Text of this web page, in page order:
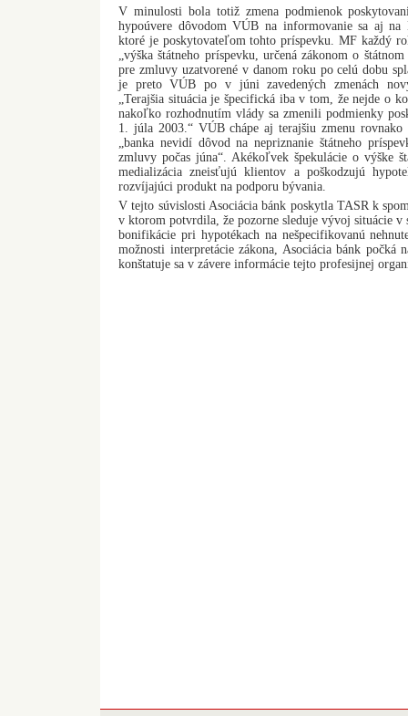
V minulosti bola totiž zmena podmienok
hypoúvere dôvodom VÚB na informovanie sa aj
ktoré je poskytovateľom tohto príspevku. MF každý
„výška štátneho príspevku, určená zákonom o
pre zmluvy uzatvorené v danom roku po celú dobu
je preto VÚB po v júni zavedených zmenách
„Terajšia situácia je špecifická iba v tom, že nejde o
nakoľko rozhodnutím vlády sa zmenili podmienky
1. júla 2003.“ VÚB chápe aj terajšiu zmenu rovnako
„banka nevidí dôvod na nepriznanie štátneho
zmluvy počas júna“. Akékoľvek špekulácie o výške
medializácia zneisťujú klientov a poškodzujú
rozvíjajúci produkt na podporu bývania.
V tejto súvislosti Asociácia bánk poskytla TASR k
v ktorom potvrdila, že pozorne sleduje vývoj situácie v
bonifikácie pri hypotékach na nešpecifikovanú
možnosti interpretácie zákona, Asociácia bánk počká
konštatuje sa v závere informácie tejto profesijnej